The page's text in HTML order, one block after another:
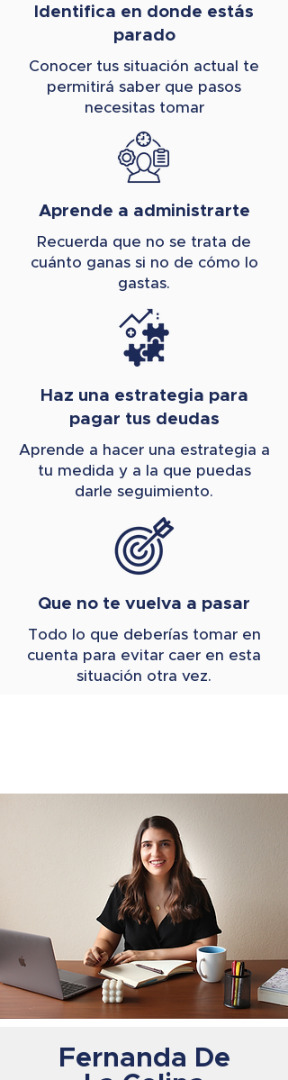
Identifica en donde estás
parado
Conocer tus situación actual te
permitirá saber que pasos
necesitas tomar
Aprende a administrarte
Recuerda que no se trata de
cuánto ganas si no de cómo lo
gastas.
Haz una estrategia para
pagar tus deudas
Aprende a hacer una estrategia a
tu medida y a la que puedas
darle seguimiento.
Que no te vuelva a pasar
Todo lo que deberías tomar en
cuenta para evitar caer en esta
situación otra vez.
Fernanda De